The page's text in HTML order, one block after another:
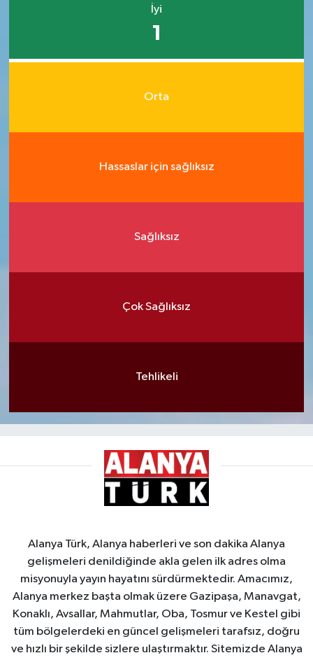
İyi
1
Orta
Hassaslar için sağlıksız
Sağlıksız
Çok Sağlıksız
Tehlikeli
Alanya Türk, Alanya haberleri ve son dakika Alanya
gelişmeleri denildiğinde akla gelen ilk adres olma
misyonuyla yayın hayatını sürdürmektedir. Amacımız,
Alanya merkez başta olmak üzere Gazipaşa, Manavgat,
Konaklı, Avsallar, Mahmutlar, Oba, Tosmur ve Kestel gibi
tüm bölgelerdeki en güncel gelişmeleri tarafsız, doğru
ve hızlı bir şekilde sizlere ulaştırmaktır. Sitemizde Alanya